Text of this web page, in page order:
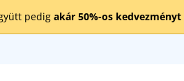
pedig akár 50%-os kedvezményt